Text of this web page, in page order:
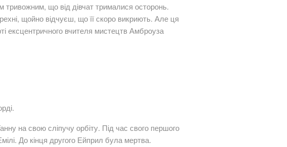
тривожним, що від дівчат трималися осторонь.
щойно відчуєш, що її скоро викриють. Але ця
ексцентричного вчителя мистецтв Амброуза
на свою сліпучу орбіту. Під час свого першого
До кінця другого Ейприл була мертва.